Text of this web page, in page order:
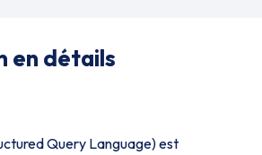
en détails
Query Language) est